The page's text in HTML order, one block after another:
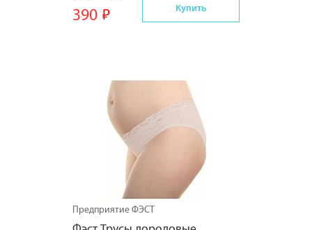
390 Купить
Предприятие ФЭСТ